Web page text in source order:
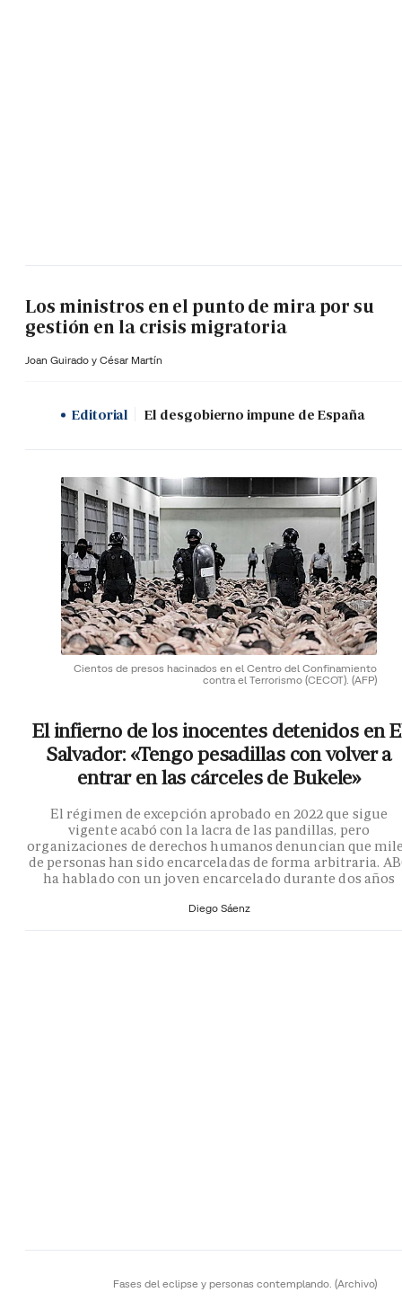
Los ministros en el punto de mira por su
gestión en la crisis migratoria
Joan Guirado y César Martín
Editorial El desgobierno impune de España
Cientos de presos hacinados en el Centro del Confinamiento
contra el Terrorismo (CECOT). (AFP)
El infierno de los inocentes detenidos en
Salvador: «Tengo pesadillas con volver a
entrar en las cárceles de Bukele»
El régimen de excepción aprobado en 2022 que sigue
vigente acabó con la lacra de las pandillas, pero
organizaciones de derechos humanos denuncian que
de personas han sido encarceladas de forma arbitraria.
ha hablado con un joven encarcelado durante dos años
Diego Sáenz
Fases del eclipse y personas contemplando. (Archivo)